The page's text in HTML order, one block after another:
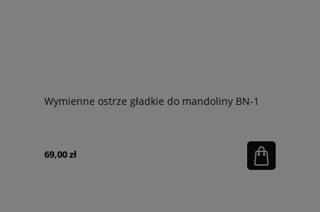
Wymienne ostrze gładkie do mandoliny BN-1
69,00 zł